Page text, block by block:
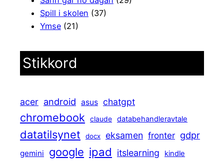
Spill i skolen (37)
Ymse (21)
Stikkord
acer android asus chatgpt
chromebook claude databehandleravtale
datatilsynet docx eksamen fronter gdpr
gemini google ipad itslearning kindle